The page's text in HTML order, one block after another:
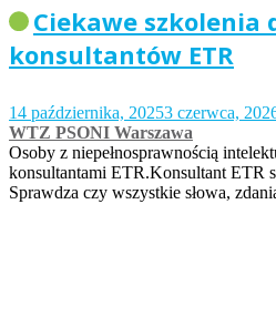
Ciekawe szkolenia
konsultantów ETR
14 października, 20253 czerwca,
WTZ PSONI Warszawa
Osoby z niepełnosprawnością
konsultantami ETR.Konsultant ETR
Sprawdza czy wszystkie słowa,